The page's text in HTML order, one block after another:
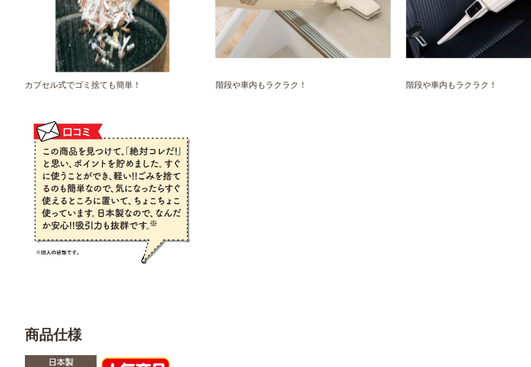
カプセル式でゴミ捨ても簡単！ 階段や車内もラクラク！ 階段や車内もラクラク！
商品仕様